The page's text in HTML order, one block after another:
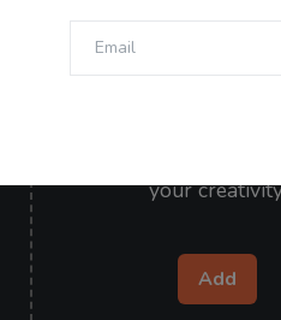
Kitaab
your
Add